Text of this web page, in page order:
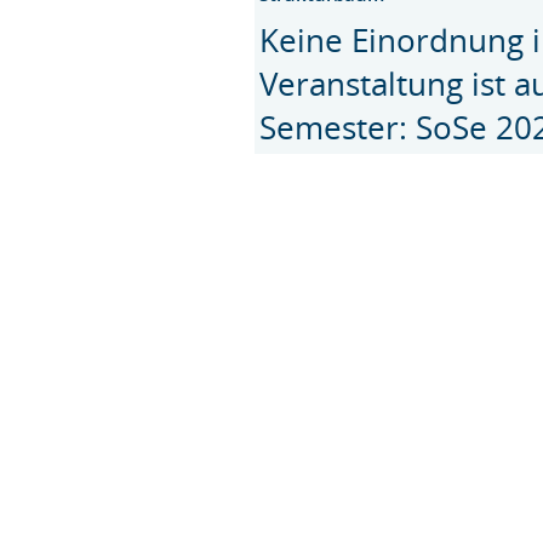
Keine Einordnung
Veranstaltung ist
Semester: SoSe